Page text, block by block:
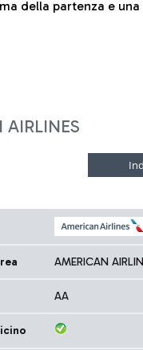
della partenza e
AMERICAN
AA